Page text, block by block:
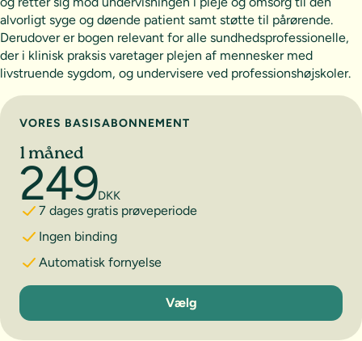
alvorligt syge og døende patient samt støtte til pårørende.
Derudover er bogen relevant for alle sundhedsprofessionelle,
der i klinisk praksis varetager plejen af mennesker med
livstruende sygdom, og undervisere ved professionshøjskoler.
Vælg abonnement
VORES BASISABONNEMENT
1 måned
249DKK
7 dages gratis prøveperiode
Ingen binding
Automatisk fornyelse
1 måned
Vælg